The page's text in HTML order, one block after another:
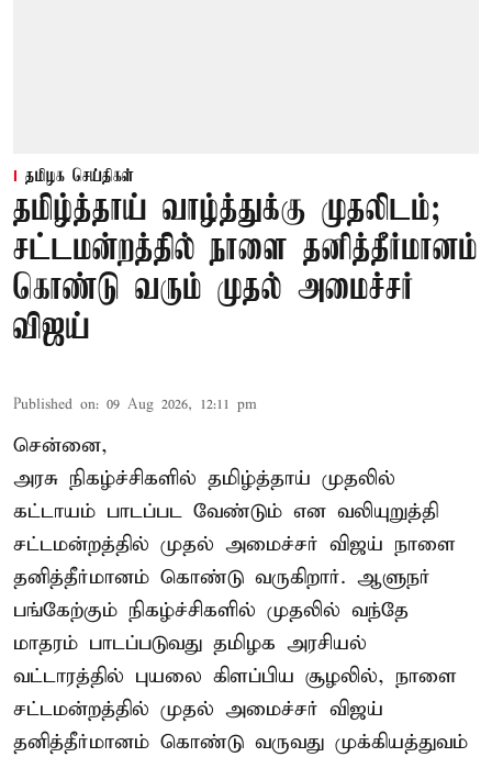
தமிழக செய்திகள்
தமிழ்த்தாய் வாழ்த்துக்கு முதலிடம்;
சட்டமன்றத்தில் நாளை தனித்தீர்மானம்
கொண்டு வரும் முதல் அமைச்சர்
விஜய்
Published on: 09 Aug 2026, 12:11 pm
சென்னை,
அரசு நிகழ்ச்சிகளில் தமிழ்த்தாய் முதலில்
கட்டாயம் பாடப்பட வேண்டும் என வலியுறுத்தி
சட்டமன்றத்தில் முதல் அமைச்சர் விஜய் நாளை
தனித்தீர்மானம் கொண்டு வருகிறார். ஆளுநர்
பங்கேற்கும் நிகழ்ச்சிகளில் முதலில் வந்தே
மாதரம் பாடப்படுவது தமிழக அரசியல்
வட்டாரத்தில் புயலை கிளப்பிய சூழலில், நாளை
சட்டமன்றத்தில் முதல் அமைச்சர் விஜய்
தனித்தீர்மானம் கொண்டு வருவது முக்கியத்துவம்